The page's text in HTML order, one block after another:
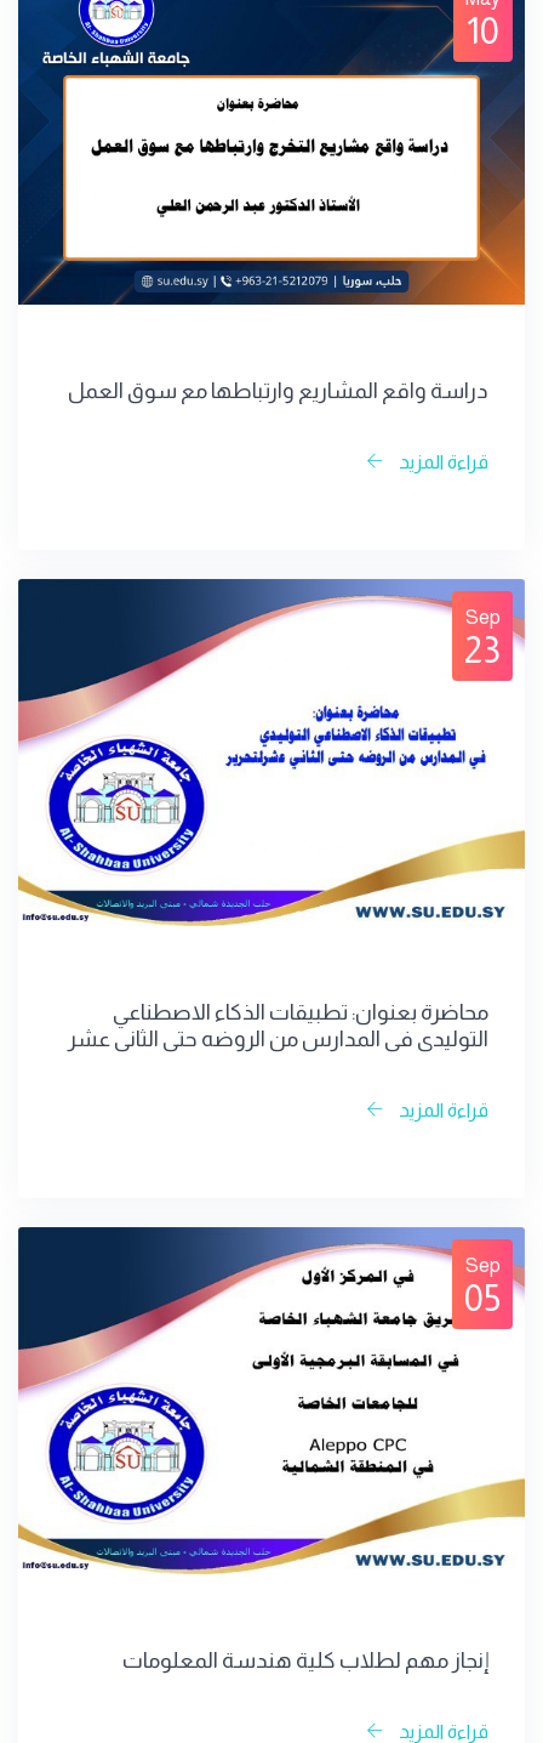
10
دراسة واقع المشاريع وارتباطها مع سوق العمل
قراءة المزيد
Sep
23
محاضرة بعنوان: تطبيقات الذكاء الاصطناعي
التوليدي في المدارس من الروضه حتى الثاني عشر
قراءة المزيد
Sep
05
إنجاز مهم لطلاب كلية هندسة المعلومات
قراءة المزيد